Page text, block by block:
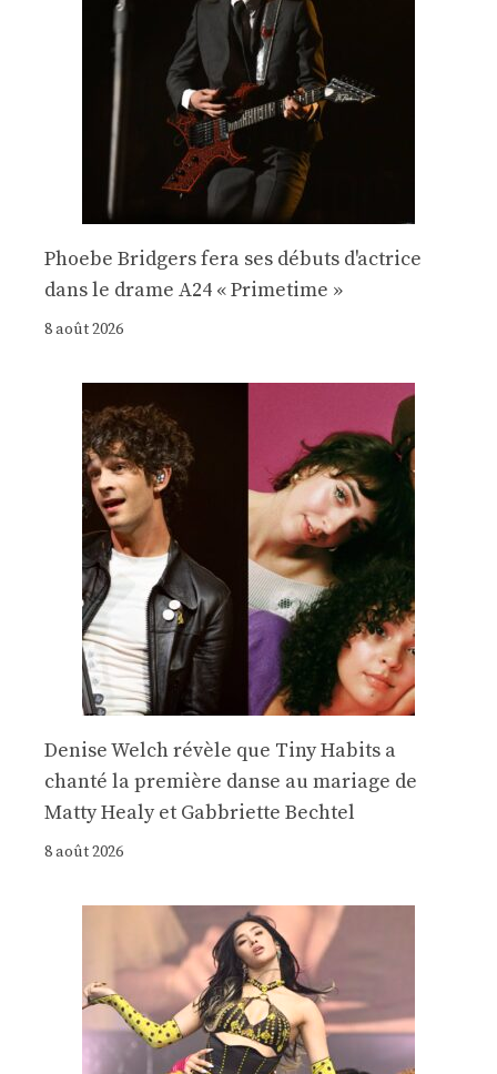
Phoebe Bridgers fera ses débuts d'actrice
dans le drame A24 « Primetime »
8 août 2026
Denise Welch révèle que Tiny Habits a
chanté la première danse au mariage de
Matty Healy et Gabbriette Bechtel
8 août 2026